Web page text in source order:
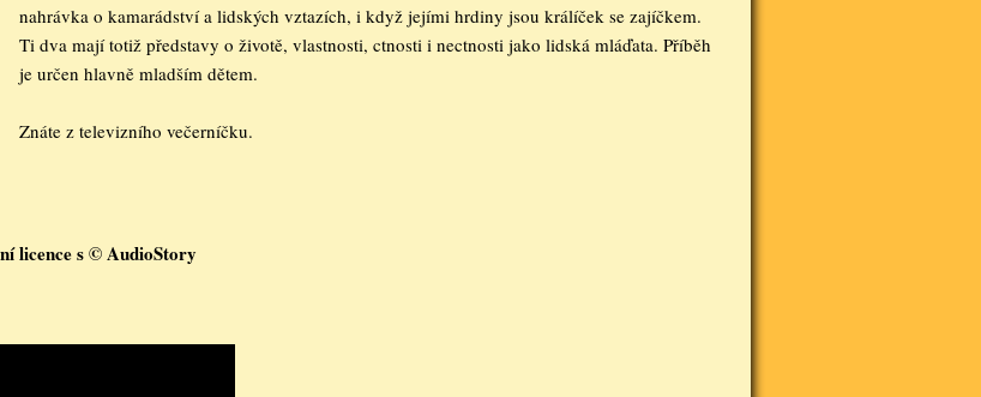
nahrávka o kamarádství a lidských vztazích, i když jejími hrdiny jsou králíček se zajíčkem.
Ti dva mají totiž představy o životě, vlastnosti, ctnosti i nectnosti jako lidská mláďata. Příběh
je určen hlavně mladším dětem.
Znáte z televizního večerníčku.
licence s © AudioStory